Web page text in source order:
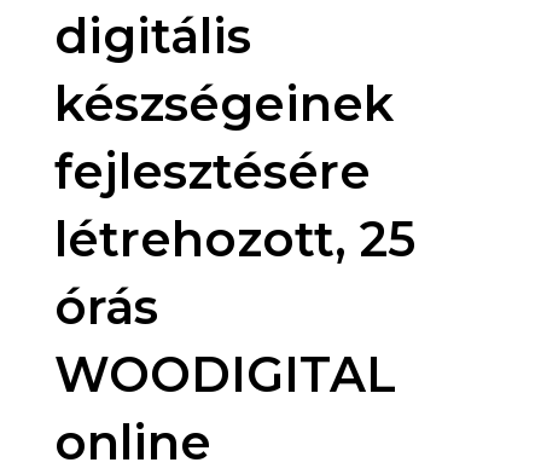
digitális
készségeinek
fejlesztésére
létrehozott, 25
órás
WOODIGITAL
online